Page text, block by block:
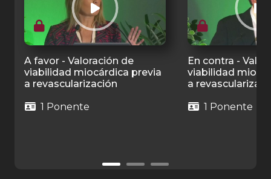
A favor - Valoración de
viabilidad miocárdica previa
a revascularización
1 Ponente
En contra -
viabilidad
a
1 Ponente